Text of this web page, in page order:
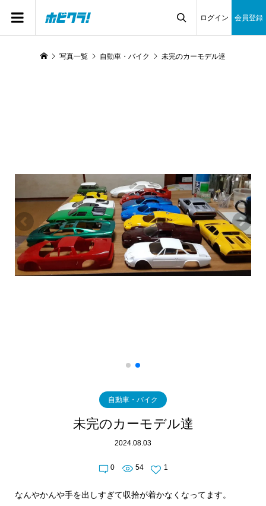
ログイン 会員登録
写真一覧 自動車・バイク 未完のカーモデル達
自動車・バイク
未完のカーモデル達
2024.08.03
0 54 1
なんやかんや手を出しすぎて収拾が着かなくなってます。